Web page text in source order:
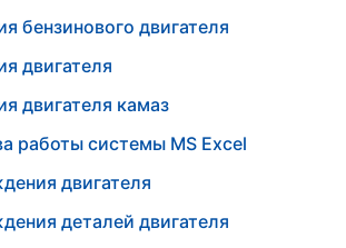
бензинового двигателя
двигателя
двигателя камаз
работы системы MS Exсel
двигателя
деталей двигателя